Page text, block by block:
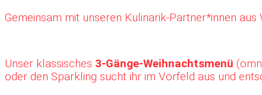
Gemeinsam mit unseren Kulinarik-Partner*innen
Unser klassisches 3-Gänge-Weihnachtsmenü
oder den Sparkling sucht ihr im Vorfeld aus und